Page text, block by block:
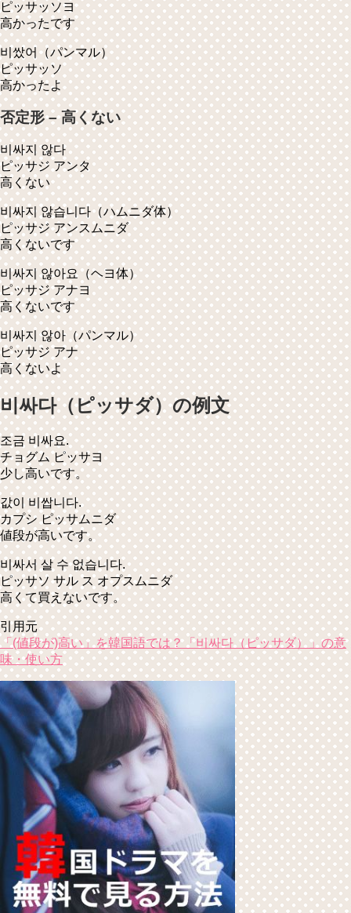
ピッサッソヨ
高かったです
비쌌어 （パンマル）
ピッサッソ
高かったよ
否定形 – 高くない
비싸지 않다
ピッサジ アンタ
高くない
비싸지 않습니다（ハムニダ体）
ピッサジ アンスムニダ
高くないです
비싸지 않아요（ヘヨ体）
ピッサジ アナヨ
高くないです
비싸지 않아（パンマル）
ピッサジ アナ
高くないよ
비싸다（ピッサダ）の例文
조금 비싸요.
チョグム ピッサヨ
少し高いです。
값이 비쌉니다.
カプシ ピッサムニダ
値段が高いです。
비싸서 살 수 없습니다.
ピッサソ サル ス オプスムニダ
高くて買えないです。
引用元
「(値段が)高い」を韓国語では？「비싸다（ピッサダ）」の意
味・使い方